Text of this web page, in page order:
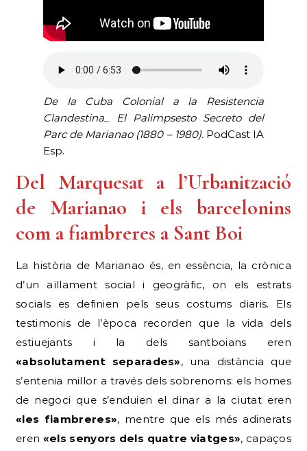
De la Cuba Colonial a la Resistencia
Clandestina_ El Palimpsesto Secreto del
Parc de Marianao (1880 – 1980). PodCast IA
Esp.
Del Marquesat a l’Urbanització
de Marianao i els barcelonins
com a fiambreres a Sant Boi
La història de Marianao és, en essència, la crònica
d’un aïllament social i geogràfic, on els estrats
socials es definien pels seus costums diaris. Els
testimonis de l’època recorden que la vida dels
estiuejants i la dels santboians eren
«absolutament separades», una distància que
s’entenia millor a través dels sobrenoms: els homes
de negoci que s’enduien el dinar a la ciutat eren
«les fiambreres», mentre que els més adinerats
eren «els senyors dels quatre viatges», capaços